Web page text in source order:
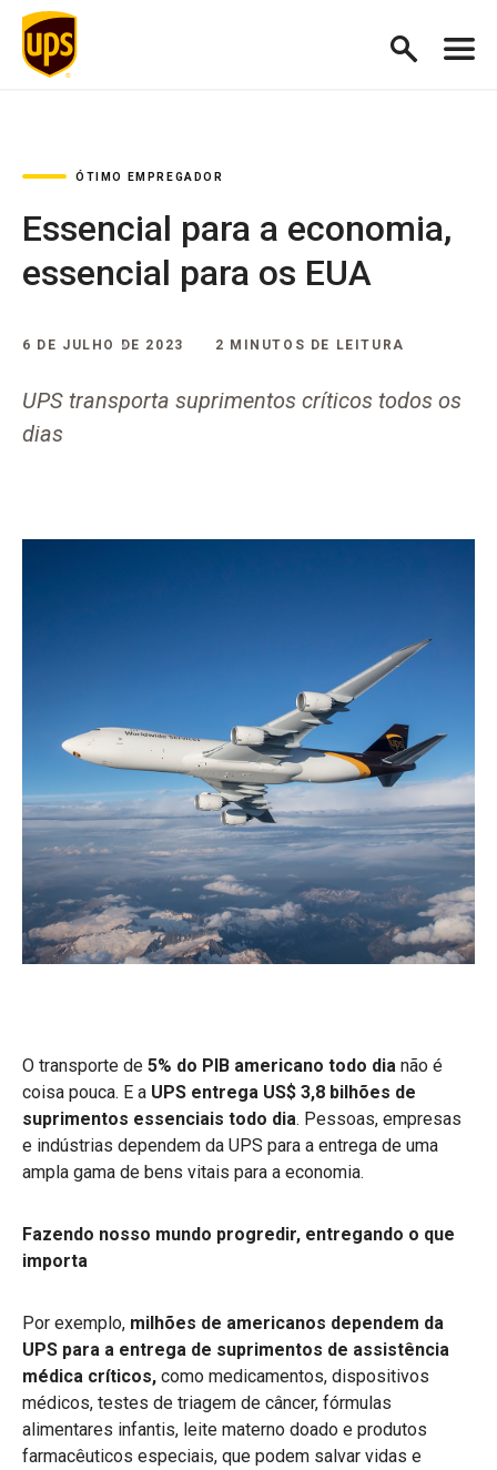
ÓTIMO EMPREGADOR
Essencial para a economia,
essencial para os EUA
6 DE JULHO DE 2023 2 MINUTOS DE LEITURA
UPS transporta suprimentos críticos todos os
dias
O transporte de 5% do PIB americano todo dia não é
coisa pouca. E a UPS entrega US$ 3,8 bilhões de
suprimentos essenciais todo dia. Pessoas, empresas
e indústrias dependem da UPS para a entrega de uma
ampla gama de bens vitais para a economia.
Fazendo nosso mundo progredir, entregando o que
importa
Por exemplo, milhões de americanos dependem da
UPS para a entrega de suprimentos de assistência
médica críticos, como medicamentos, dispositivos
médicos, testes de triagem de câncer, fórmulas
alimentares infantis, leite materno doado e produtos
farmacêuticos especiais, que podem salvar vidas e